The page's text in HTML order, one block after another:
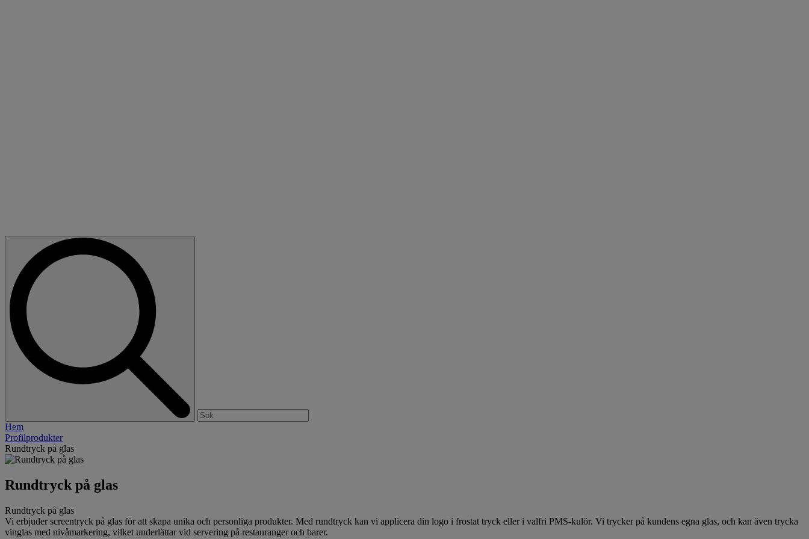
Hem
Profilprodukter
Rundtryck på glas
Rundtryck på glas
Rundtryck på glas
Vi erbjuder screentryck på glas för att skapa unika och personliga produkter. Med rundtryck kan vi applicera din logo i frostat tryck eller i valfri PMS-kulör. Vi trycker på kundens egna glas, och kan även trycka
vinglas med nivåmarkering, vilket underlättar vid servering på restauranger och barer.